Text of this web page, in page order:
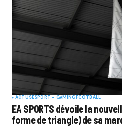
ACTUSESPORT - GAMINGFOOTBALL
EA SPORTS dévoile la
forme de triangle) de sa